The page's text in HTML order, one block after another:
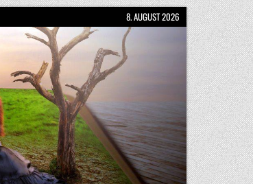
8. AUGUST 2026